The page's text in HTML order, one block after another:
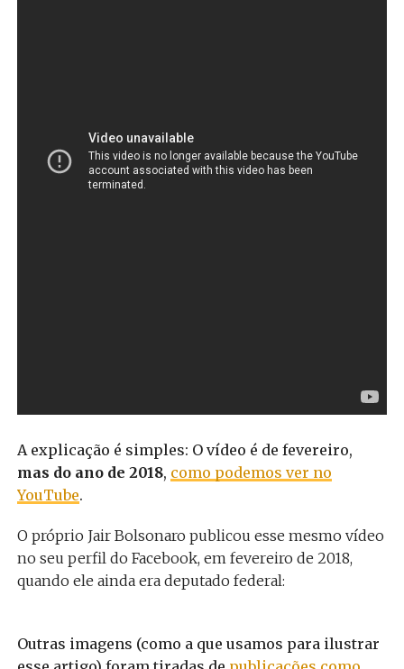
A explicação é simples: O vídeo é de fevereiro,
mas do ano de 2018, como podemos ver no
YouTube.
O próprio Jair Bolsonaro publicou esse mesmo vídeo
no seu perfil do Facebook, em fevereiro de 2018,
quando ele ainda era deputado federal:
Outras imagens (como a que usamos para ilustrar